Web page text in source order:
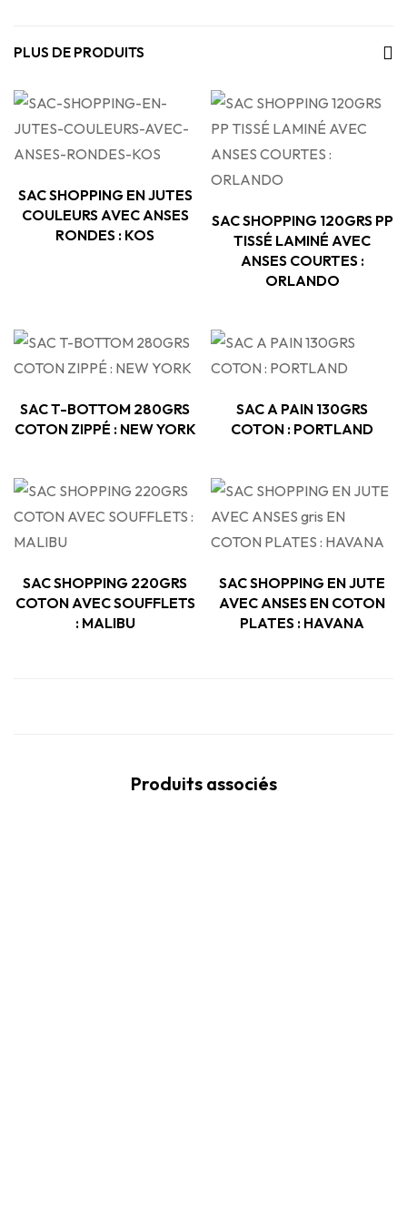
PLUS DE PRODUITS
SAC SHOPPING EN JUTES
COULEURS AVEC ANSES
RONDES : KOS
SAC SHOPPING 120GRS PP
TISSÉ LAMINÉ AVEC
ANSES COURTES :
ORLANDO
SAC T-BOTTOM 280GRS
COTON ZIPPÉ : NEW YORK
SAC A PAIN 130GRS
COTON : PORTLAND
SAC SHOPPING 220GRS
COTON AVEC SOUFFLETS
: MALIBU
SAC SHOPPING EN JUTE
AVEC ANSES EN COTON
PLATES : HAVANA
Produits associés